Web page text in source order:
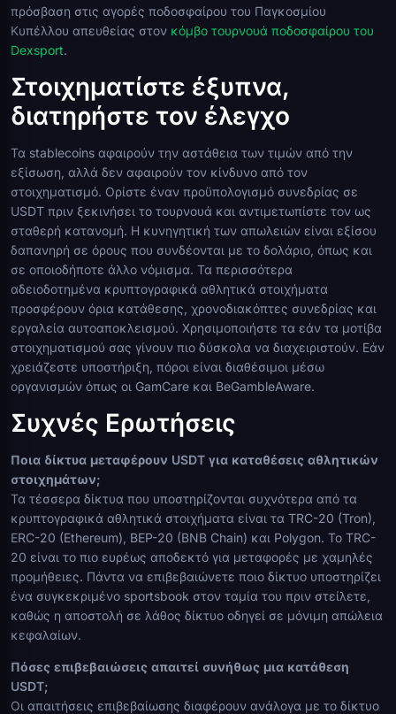
πρόσβαση στις αγορές ποδοσφαίρου του Παγκοσμίου
Κυπέλλου απευθείας στον κόμβο τουρνουά ποδοσφαίρου του
Dexsport.
Στοιχηματίστε έξυπνα,
διατηρήστε τον έλεγχο
Τα stablecoins αφαιρούν την αστάθεια των τιμών από την
εξίσωση, αλλά δεν αφαιρούν τον κίνδυνο από τον
στοιχηματισμό. Ορίστε έναν προϋπολογισμό συνεδρίας σε
USDT πριν ξεκινήσει το τουρνουά και αντιμετωπίστε τον ως
σταθερή κατανομή. Η κυνηγητική των απωλειών είναι εξίσου
δαπανηρή σε όρους που συνδέονται με το δολάριο, όπως και
σε οποιοδήποτε άλλο νόμισμα. Τα περισσότερα
αδειοδοτημένα κρυπτογραφικά αθλητικά στοιχήματα
προσφέρουν όρια κατάθεσης, χρονοδιακόπτες συνεδρίας και
εργαλεία αυτοαποκλεισμού. Χρησιμοποιήστε τα εάν τα μοτίβα
στοιχηματισμού σας γίνουν πιο δύσκολα να διαχειριστούν. Εάν
χρειάζεστε υποστήριξη, πόροι είναι διαθέσιμοι μέσω
οργανισμών όπως οι GamCare και BeGambleAware.
Συχνές Ερωτήσεις
Ποια δίκτυα μεταφέρουν USDT για καταθέσεις αθλητικών
στοιχημάτων;
Τα τέσσερα δίκτυα που υποστηρίζονται συχνότερα από τα
κρυπτογραφικά αθλητικά στοιχήματα είναι τα TRC-20 (Tron),
ERC-20 (Ethereum), BEP-20 (BNB Chain) και Polygon. Το TRC-
20 είναι το πιο ευρέως αποδεκτό για μεταφορές με χαμηλές
προμήθειες. Πάντα να επιβεβαιώνετε ποιο δίκτυο υποστηρίζει
ένα συγκεκριμένο sportsbook στον ταμία του πριν στείλετε,
καθώς η αποστολή σε λάθος δίκτυο οδηγεί σε μόνιμη απώλεια
κεφαλαίων.
Πόσες επιβεβαιώσεις απαιτεί συνήθως μια κατάθεση
USDT;
Οι απαιτήσεις επιβεβαίωσης διαφέρουν ανάλογα με το δίκτυο